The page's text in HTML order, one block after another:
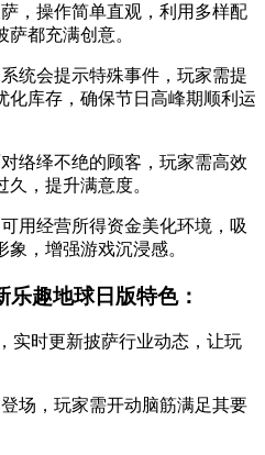
，操作简单直观，利用多样配
都充满创意。
统会提示特殊事件，玩家需提
化库存，确保节日高峰期顺利运
络绎不绝的顾客，玩家需高效
，提升满意度。
用经营所得资金美化环境，吸
，增强游戏沉浸感。
趣地球日版特色：
实时更新披萨行业动态，让玩
场，玩家需开动脑筋满足其要